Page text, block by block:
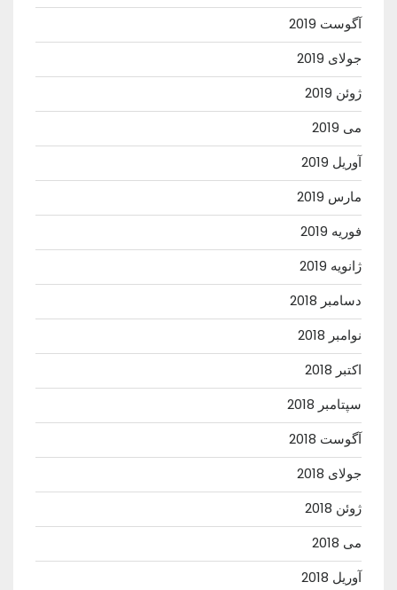
آگوست 2019
جولای 2019
ژوئن 2019
می 2019
آوریل 2019
مارس 2019
فوریه 2019
ژانویه 2019
دسامبر 2018
نوامبر 2018
اکتبر 2018
سپتامبر 2018
آگوست 2018
جولای 2018
ژوئن 2018
می 2018
آوریل 2018